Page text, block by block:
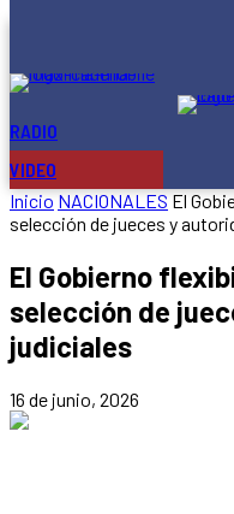
RADIO
VIDEO
InicioNACIONALESEl
selección de jueces y
El Gobierno
selección de
judiciales
16 de junio, 2026